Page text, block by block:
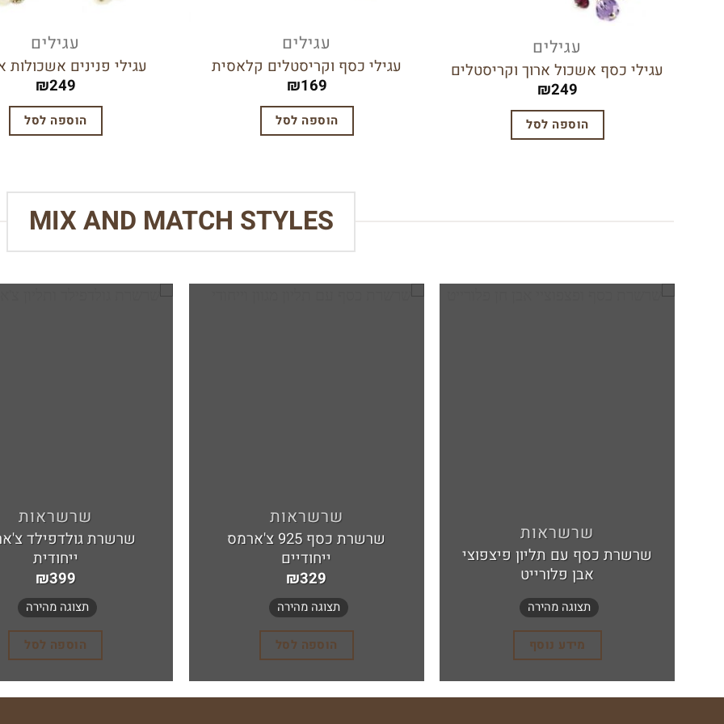
עגילים
עגילי כסף וקריסטלים קלאסית
₪169
הוספה לסל
עגילים
עגילי פנינים אשכולות
₪249
הוספה לסל
עגילים
עגילי כסף אשכול ארוך וקריסטלים
₪249
הוספה לסל
MIX AND MATCH STYLES
שרשראות
שרשרת כסף עם תליון פיצפוצי
אבן פלורייט
תצוגה מהירה
מידע נוסף
שרשראות
שרשרת כסף 925 צ'ארמס
ייחודיים
₪329
תצוגה מהירה
הוספה לסל
שרשראות
שרשרת גולדפילד
ייחודית
₪399
תצוגה מהירה
הוספה לסל